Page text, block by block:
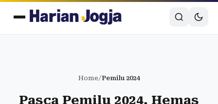
Home/Pemilu 2024
Pasca Pemilu 2024, Hemas